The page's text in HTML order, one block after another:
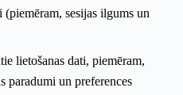
sesijas ilgums un
lietošanas dati, piemēram,
paradumi un preferences